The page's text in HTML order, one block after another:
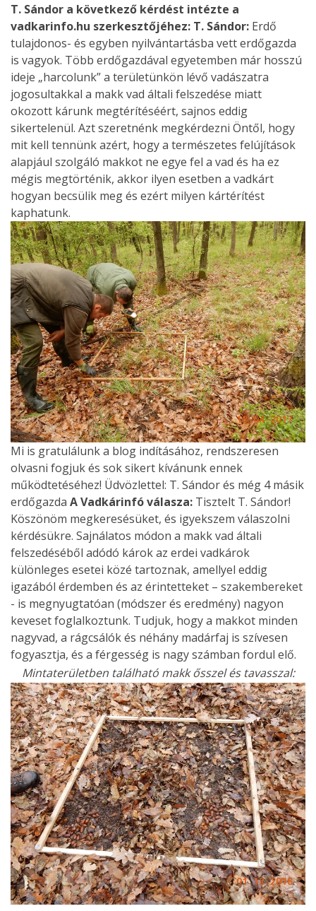
T. Sándor a következő kérdést intézte a
vadkarinfo.hu szerkesztőjéhez: T. Sándor: Erdő
tulajdonos- és egyben nyilvántartásba vett erdőgazda
is vagyok. Több erdőgazdával egyetemben már hosszú
ideje „harcolunk” a területünkön lévő vadászatra
jogosultakkal a makk vad általi felszedése miatt
okozott kárunk megtérítéséért, sajnos eddig
sikertelenül. Azt szeretnénk megkérdezni Öntől, hogy
mit kell tennünk azért, hogy a természetes felújítások
alapjául szolgáló makkot ne egye fel a vad és ha ez
mégis megtörténik, akkor ilyen esetben a vadkárt
hogyan becsülik meg és ezért milyen kártérítést
kaphatunk.
Mi is gratulálunk a blog indításához, rendszeresen
olvasni fogjuk és sok sikert kívánunk ennek
működtetéséhez! Üdvözlettel: T. Sándor és még 4 másik
erdőgazda A Vadkárinfó válasza: Tisztelt T. Sándor!
Köszönöm megkeresésüket, és igyekszem válaszolni
kérdésükre. Sajnálatos módon a makk vad általi
felszedéséből adódó károk az erdei vadkárok
különleges esetei közé tartoznak, amellyel eddig
igazából érdemben és az érintetteket – szakembereket
- is megnyugtatóan (módszer és eredmény) nagyon
keveset foglalkoztunk. Tudjuk, hogy a makkot minden
nagyvad, a rágcsálók és néhány madárfaj is szívesen
fogyasztja, és a férgesség is nagy számban fordul elő.
Mintaterületben található makk ősszel és tavasszal: